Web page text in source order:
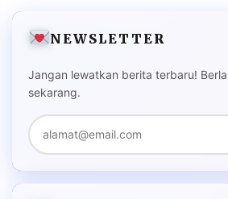
NEWSLETTER
Jangan lewatkan berita terbaru!
sekarang.